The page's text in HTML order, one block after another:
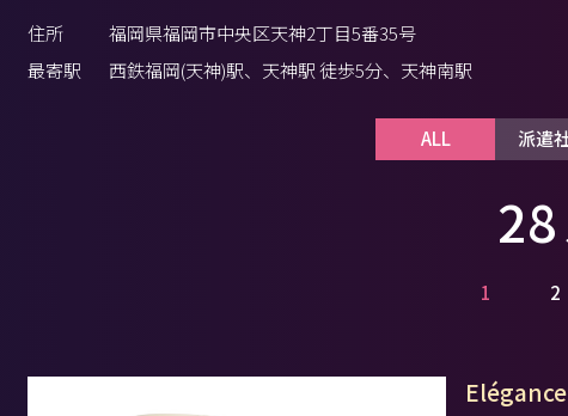
住所
福岡県福岡市中央区天神2丁目5番35号
最寄駅
西鉄福岡(天神)駅、天神駅 徒歩5分、天神南駅
ALL 派遣
28
1 2
Elégance